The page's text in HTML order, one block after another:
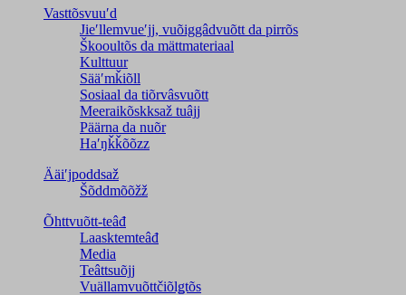
Vasttõsvuuʹd
Jieʹllemvueʹjj, vuõiggâdvuõtt da pirrõs
Škooultõs da mättmateriaal
Kulttuur
Sääʹmǩiõll
Sosiaal da tiõrvâsvuõtt
Meeraikõskksaž tuâjj
Päärna da nuõr
Haʹŋǩǩõõzz
Ääiʹjpoddsaž
Šõddmõõžž
Õhttvuõtt-teâđ
Laasktemteâđ
Media
Teâttsuõjj
Vuällamvuõttčiõlǥtõs